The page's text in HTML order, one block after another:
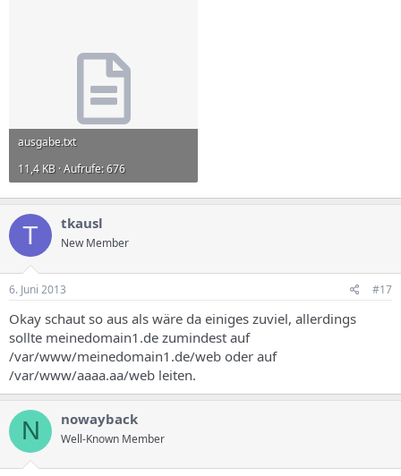
ausgabe.txt
11,4 KB · Aufrufe: 676
T tkausl
New Member
6. Juni 2013 #17
Okay schaut so aus als wäre da einiges zuviel, allerdings
sollte meinedomain1.de zumindest auf
/var/www/meinedomain1.de/web oder auf
/var/www/aaaa.aa/web leiten.
N nowayback
Well-Known Member